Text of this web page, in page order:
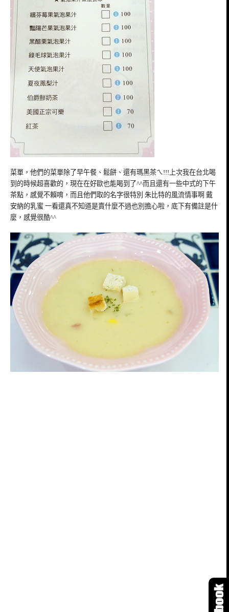
菜單，他們的菜單除了早午餐、鬆餅、還有瑪黑茶ㄟ!!!上次我在台北喝
到的時候超喜歡的，現在在好歐也能喝到了^^而且還有一些中式的下午
茶點，感覺不賴唷，而且他們取的名字很特別 朱比特的風流情事啊 戴
安納的乳蜜 一看還真不知道是賣什麼不過也別擔心啦，底下有備註是什
麼，感覺很酷^^